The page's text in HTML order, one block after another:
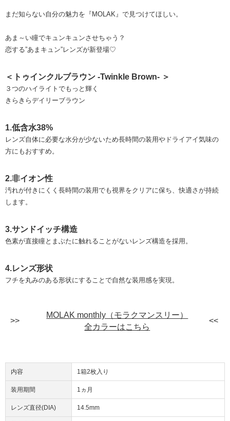
まだ知らない自分の魅力を『MOLAK』で見つけてほしい。
あま～い瞳でキュンキュンさせちゃう？
恋する”あまキュン”レンズが新登場♡
＜トゥインクルブラウン -Twinkle Brown- ＞
３つのハイライトでもっと輝く
きらきらデイリーブラウン
1.低含水38%
レンズ自体に必要な水分が少ないため長時間の装用やドライアイ気味の
方にもおすすめ。
2.非イオン性
汚れが付きにくく長時間の装用でも視界をクリアに保ち、快適さが持続
します。
3.サンドイッチ構造
色素が直接瞳とまぶたに触れることがないレンズ構造を採用。
4.レンズ形状
フチを丸みのある形状にすることで自然な装用感を実現。
MOLAK monthly（モラクマンスリー）
全カラーはこちら
内容 1箱2枚入り
装用期間 1ヵ月
レンズ直径(DIA) 14.5mm